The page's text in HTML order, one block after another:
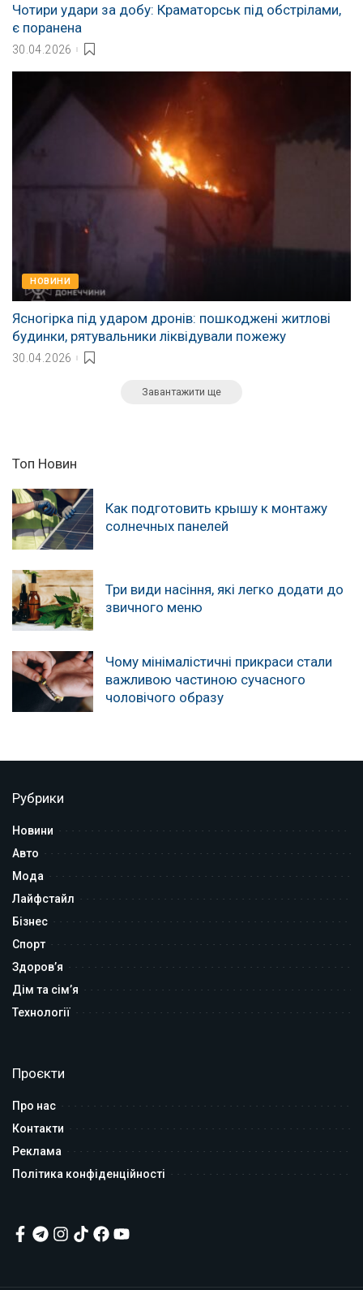
Чотири удари за добу: Краматорськ під обстрілами,
є поранена
30.04.2026
НОВИНИ
Ясногірка під ударом дронів: пошкоджені житлові
будинки, рятувальники ліквідували пожежу
30.04.2026
Завантажити ще
Топ Новин
Как подготовить крышу к монтажу
солнечных панелей
Три види насіння, які легко додати до
звичного меню
Чому мінімалістичні прикраси стали
важливою частиною сучасного
чоловічого образу
Рубрики
Новини
Авто
Мода
Лайфстайл
Бізнес
Спорт
Здоров’я
Дім та сім’я
Технології
Проєкти
Про нас
Контакти
Реклама
Політика конфіденційності